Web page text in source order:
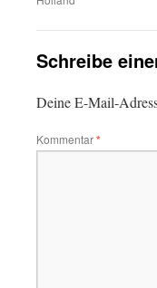
Schreibe
Deine E-Mail-
Kommentar*